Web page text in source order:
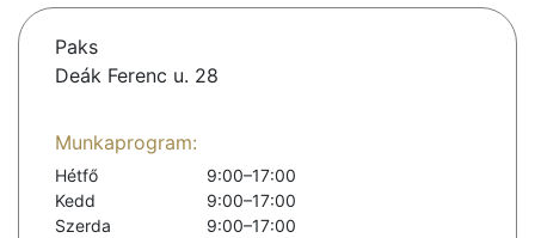
Paks
Deák Ferenc u. 28
Munkaprogram:
Hétfő
9:00–17:00
Kedd
9:00–17:00
Szerda
9:00–17:00